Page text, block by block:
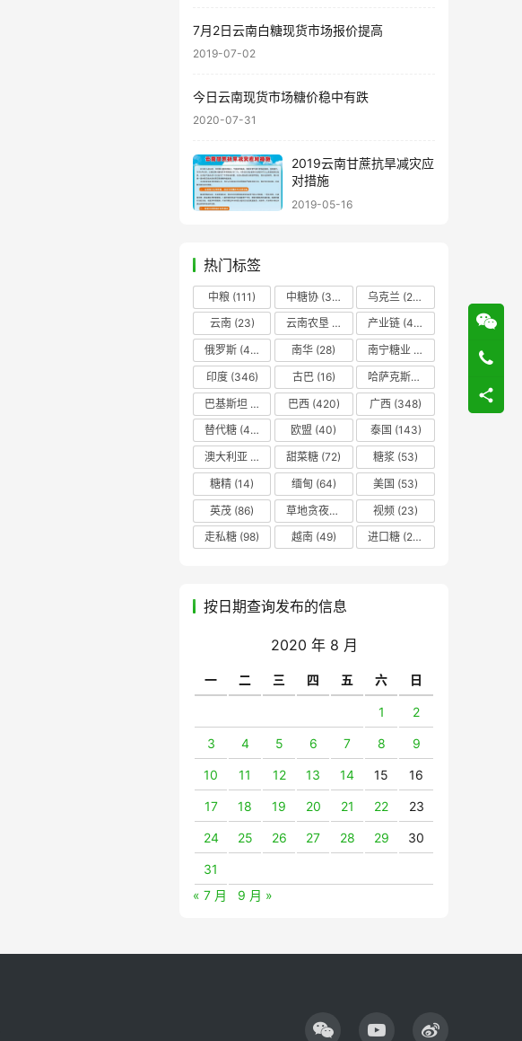
7月2日云南白糖现货市场报价提高
2019-07-02
今日云南现货市场糖价稳中有跌
2020-07-31
2019云南甘蔗抗旱减灾应
对措施
2019-05-16
热门标签
中粮 (111) 中糖协 (37) 乌克兰 (20)
云南(23) 云南农垦 产业链 (42)
俄罗斯 (43) 南华 (28) 南宁糖业
印度(346) 古巴(16) 哈萨克斯坦
巴基斯坦
巴西(420) 广西 (348)
替代糖 (48) 欧盟 (40) 泰国 (143)
澳大利亚
甜菜糖 (72) 糖浆 (53)
糖精 (14) 缅甸 (64) 美国 (53)
英茂 (86) 草地贪夜蛾 视频 (23)
走私糖 (98) 越南(49) 进口糖 (236)
按日期查询发布的信息
2020 年 8 月
一 二 三 四 五 六 日
1 2
3 4 5 6 7 8 9
10 11 12 13 14 15 16
17 18 19 20 21 22 23
24 25 26 27 28 29 30
31
« 7 月
9 月 »